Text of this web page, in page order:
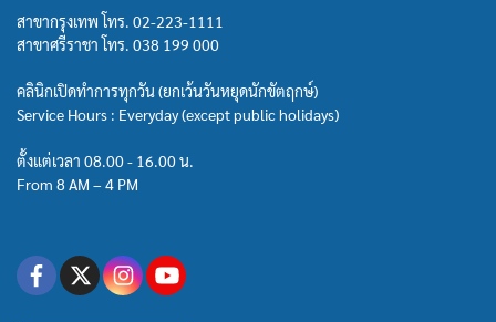
สาขากรุงเทพ โทร. 02-223-1111
สาขาศรีราชา โทร. 038 199 000
คลินิกเปิดทำการทุกวัน (ยกเว้นวันหยุดนักขัตฤกษ์)
Service Hours : Everyday (except public holidays)
ตั้งแต่เวลา 08.00 - 16.00 น.
From 8 AM – 4 PM